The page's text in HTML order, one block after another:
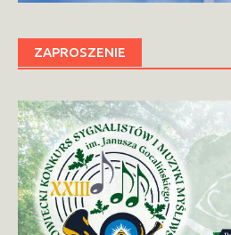
ZAPROSZENIE